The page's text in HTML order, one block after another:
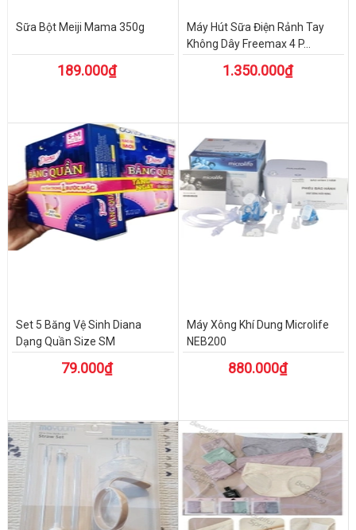
Sữa Bột Meiji Mama 350g
189.000₫
Máy Hút Sữa Điện Rảnh Tay
Không Dây Freemax 4 P...
1.350.000₫
Set 5 Băng Vệ Sinh Diana
Dạng Quần Size SM
79.000₫
Máy Xông Khí Dung Microlife
NEB200
880.000₫